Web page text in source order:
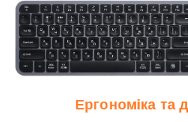
Ергономіка та